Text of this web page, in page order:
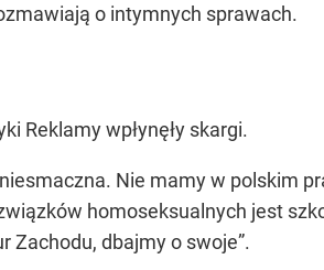
o intymnych sprawach.
Reklamy wpłynęły skargi.
Nie mamy w polskim
homoseksualnych jest
Zachodu, dbajmy o swoje”.